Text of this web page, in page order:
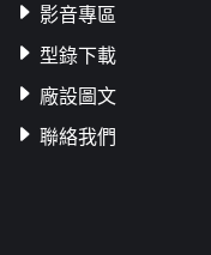
影音專區
型錄下載
廠設圖文
聯絡我們